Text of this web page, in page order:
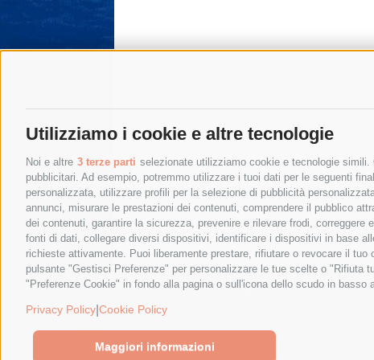
Utilizziamo i cookie e altre tecnologie
Noi e altre 3 terze parti selezionate utilizziamo cookie e tecnologie
pubblicitari. Ad esempio, potremmo utilizzare i tuoi dati per le seguenti
personalizzata, utilizzare profili per la selezione di pubblicità
annunci, misurare le prestazioni dei contenuti, comprendere il pubblico
dei contenuti, garantire la sicurezza, prevenire e rilevare frodi,
fonti di dati, collegare diversi dispositivi, identificare i dispositivi in base
richieste attivamente. Puoi liberamente prestare, rifiutare o revocare il
pulsante "Gestisci Preferenze" per personalizzare le tue scelte o "Rifiuta
"Preferenze Cookie" in fondo alla pagina o sull'icona dello scudo in
Privacy Policy Cookie Policy
Maggiori informazioni
© 2015 SorrentoPress. All rights reserved.
Privacy policy